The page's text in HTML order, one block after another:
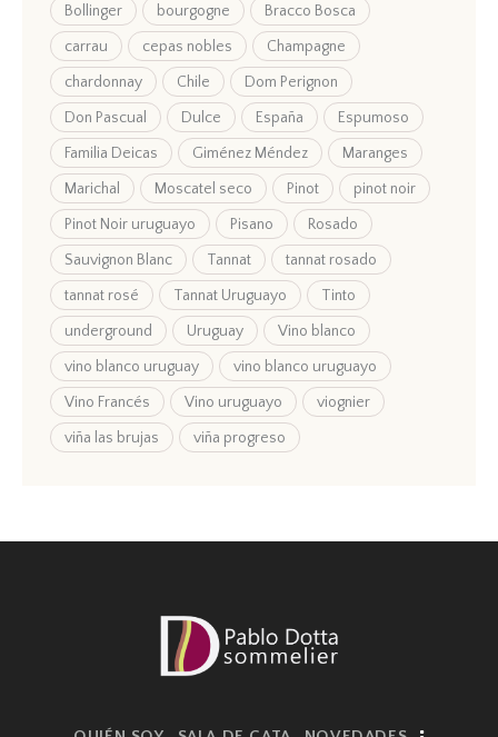
Bollinger
bourgogne
Bracco Bosca
carrau
cepas nobles
Champagne
chardonnay
Chile
Dom Perignon
Don Pascual
Dulce España
Espumoso
Familia Deicas
Giménez Méndez
Maranges
Marichal
Moscatel seco Pinot
pinot noir
Pinot Noir uruguayo
Pisano
Rosado
Sauvignon Blanc
Tannat
tannat rosado
tannat rosé
Tannat Uruguayo
Tinto
underground
Uruguay
Vino blanco
vino blanco uruguay
vino blanco uruguayo
Vino Francés
Vino uruguayo
viognier
viña las brujas
viña progreso